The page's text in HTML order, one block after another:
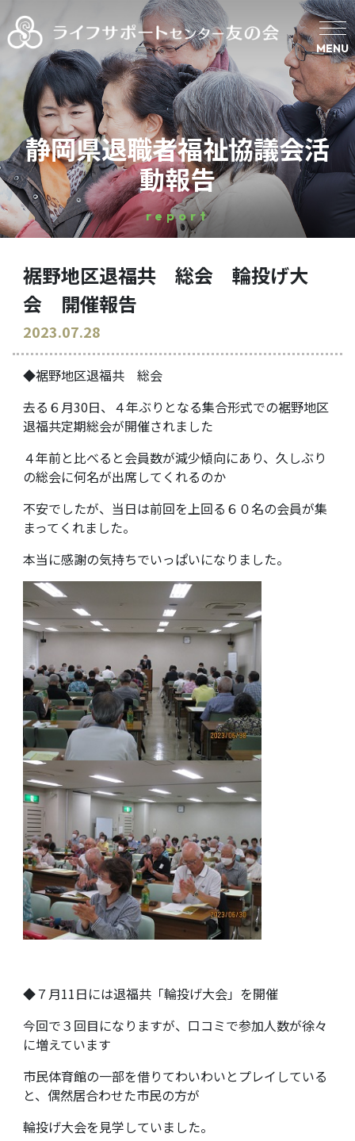
MENU
静岡県退職者福祉協議会活
動報告
report
裾野地区退福共 総会 輪投げ大
会 開催報告
2023.07.28
◆裾野地区退福共 総会
去る６月30日、４年ぶりとなる集合形式での裾野地区
退福共定期総会が開催されました
４年前と比べると会員数が減少傾向にあり、久しぶり
の総会に何名が出席してくれるのか
不安でしたが、当日は前回を上回る６０名の会員が集
まってくれました。
本当に感謝の気持ちでいっぱいになりました。
◆７月11日には退福共「輪投げ大会」を開催
今回で３回目になりますが、口コミで参加人数が徐々
に増えています
市民体育館の一部を借りてわいわいとプレイしている
と、偶然居合わせた市民の方が
輪投げ大会を見学していました。